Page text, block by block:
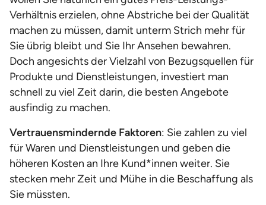
Verhältnis erzielen, ohne Abstriche bei der Qualität
machen zu müssen, damit unterm Strich mehr für
Sie übrig bleibt und Sie Ihr Ansehen bewahren.
Doch angesichts der Vielzahl von Bezugsquellen für
Produkte und Dienstleistungen, investiert man
schnell zu viel Zeit darin, die besten Angebote
ausfindig zu machen.
Vertrauensmindernde Faktoren: Sie zahlen zu viel
für Waren und Dienstleistungen und geben die
höheren Kosten an Ihre Kund*innen weiter. Sie
stecken mehr Zeit und Mühe in die Beschaffung als
Sie müssten.